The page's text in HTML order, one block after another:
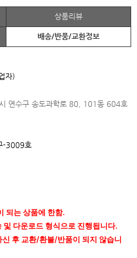
상품리뷰
배송/반품/교환정보
자)
연수구 송도과학로 80, 101동 604호
-3009호
되는 상품에 한함.
다운로드 형식으로 진행됩니다.
후 교환/환불/반품이 되지 않습니